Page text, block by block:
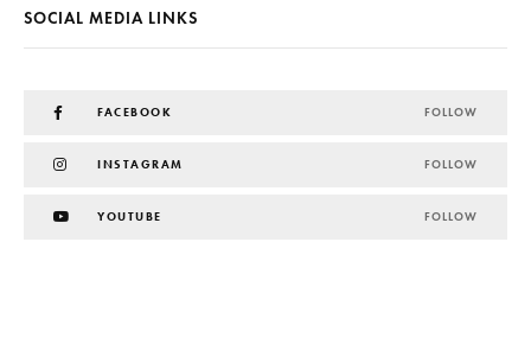
SOCIAL MEDIA LINKS
FACEBOOK FOLLOW
INSTAGRAM FOLLOW
YOUTUBE FOLLOW